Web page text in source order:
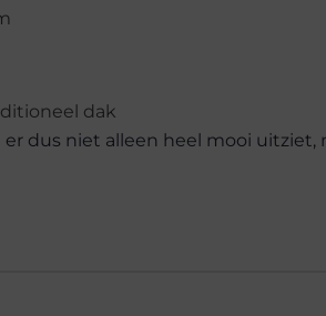
dak
dus niet alleen heel mooi uitziet,